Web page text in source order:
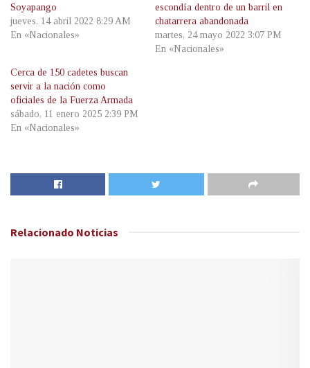
Soyapango
jueves, 14 abril 2022 8:29 AM
En «Nacionales»
escondía dentro de un barril en
chatarrera abandonada
martes, 24 mayo 2022 3:07 PM
En «Nacionales»
Cerca de 150 cadetes buscan
servir a la nación como
oficiales de la Fuerza Armada
sábado, 11 enero 2025 2:39 PM
En «Nacionales»
Relacionado Noticias